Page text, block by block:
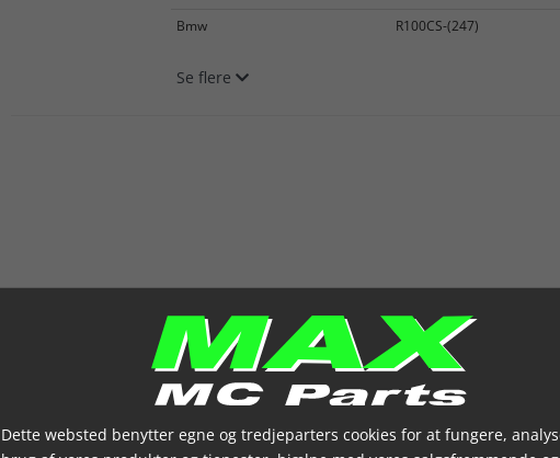
Bmw
R100CS-(247)
Se flere
Dette websted benytter egne og tredjeparters cookies for at fungere,